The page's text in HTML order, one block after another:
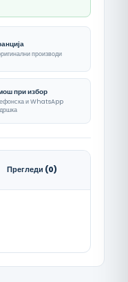
производи
при избор
и WhatsApp
Прегледи (0)